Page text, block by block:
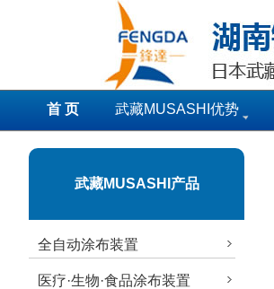
首 页 武藏MUSASHI优势
武藏MUSASHI产品
全自动涂布装置
医疗·生物·食品涂布装置